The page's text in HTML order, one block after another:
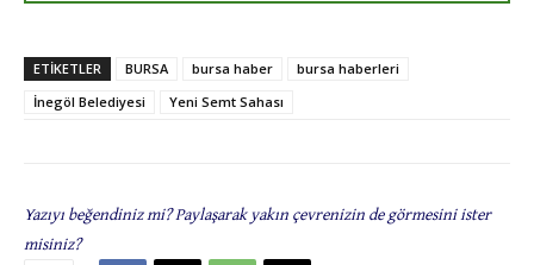
ETIKETLER BURSA bursa haber
bursa haberleri
İnegöl Belediyesi
Yeni Semt Sahası
Yazıyı beğendiniz mi? Paylaşarak yakın çevrenizin de görmesini ister
misiniz?